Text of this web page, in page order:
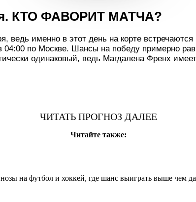
КТО ФАВОРИТ МАТЧА?
ведь именно в этот день на корте
04:00 по Москве. Шансы на победу примерно
одинаковый, ведь Магдалена Френх
что в любой момент может переломить ход
образом, но все же произошла сенсация,
турнир, так что еще не получилось
ЧИТАТЬ ПРОГНОЗ ДАЛЕЕ
Читайте также:
на футбол и хоккей, где шанс выиграть выше чем